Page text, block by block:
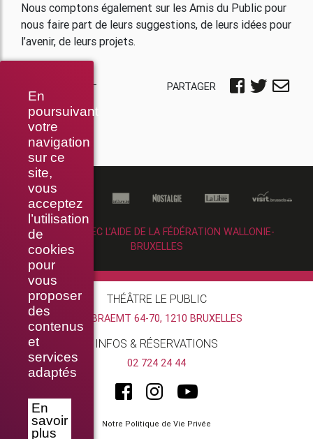
En
poursuivant
votre
navigation
sur ce
site,
vous
acceptez
l’utilisation
de
cookies
pour
vous
proposer
des
contenus
et
services
adaptés
En
savoir
plus
Nous comptons également sur les Amis du Public pour
nous faire part de leurs suggestions, de leurs idées pour
l’avenir, de leurs projets.
PARTAGER
RÉALISÉ AVEC L’AIDE DE LA FÉDÉRATION WALLONIE-
BRUXELLES
THÉÂTRE LE PUBLIC
RUE BRAEMT 64-70, 1210 BRUXELLES
INFOS & RÉSERVATIONS
02 724 24 44
Notre Politique de Vie Privée